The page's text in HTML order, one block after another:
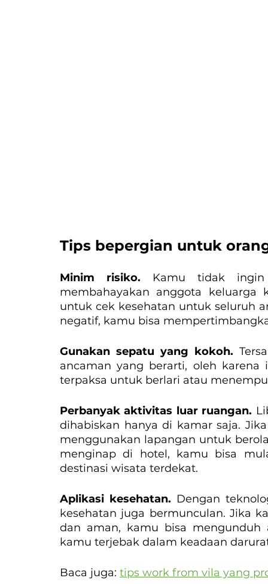
Tips bepergian untuk
Minim risiko. Kamu tidak
membahayakan anggota
untuk cek kesehatan untuk seluruh
negatif, kamu bisa
Gunakan sepatu yang kokoh.
ancaman yang berarti, oleh
terpaksa untuk berlari atau
Perbanyak aktivitas luar ruangan.
dihabiskan hanya di kamar saja.
menggunakan lapangan untuk
menginap di hotel, kamu bisa
destinasi wisata terdekat.
Aplikasi kesehatan. Dengan
kesehatan juga bermunculan. Jika
dan aman, kamu bisa mengunduh
kamu terjebak dalam keadaan
Baca juga: tips work from vila yang